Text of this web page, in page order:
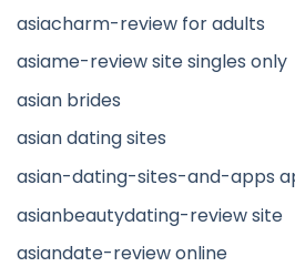
asiacharm-review for adults
asiame-review site singles only
asian brides
asian dating sites
asian-dating-sites-and-apps
asianbeautydating-review site
asiandate-review online